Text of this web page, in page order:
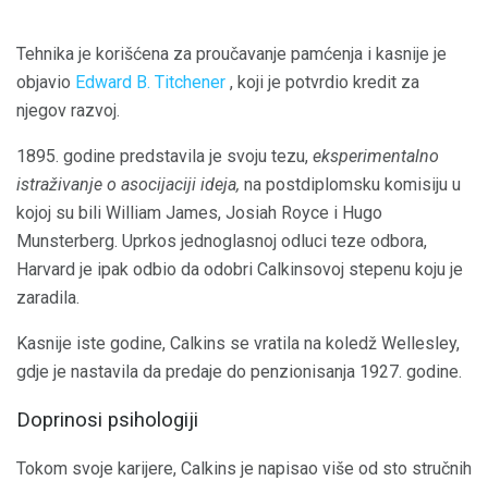
Tehnika je korišćena za proučavanje pamćenja i kasnije je
objavio Edward B. Titchener , koji je potvrdio kredit za
njegov razvoj.
1895. godine predstavila je svoju tezu, eksperimentalno
istraživanje o asocijaciji ideja, na postdiplomsku komisiju u
kojoj su bili William James, Josiah Royce i Hugo
Munsterberg. Uprkos jednoglasnoj odluci teze odbora,
Harvard je ipak odbio da odobri Calkinsovoj stepenu koju je
zaradila.
Kasnije iste godine, Calkins se vratila na koledž Wellesley,
gdje je nastavila da predaje do penzionisanja 1927. godine.
Doprinosi psihologiji
Tokom svoje karijere, Calkins je napisao više od sto stručnih